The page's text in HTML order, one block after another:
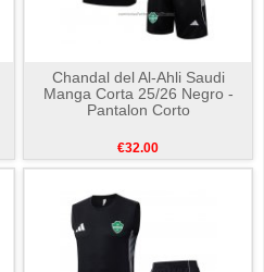
Chandal del Al-Ahli Saudi
Manga Corta 25/26 Negro -
Pantalon Corto
€32.00